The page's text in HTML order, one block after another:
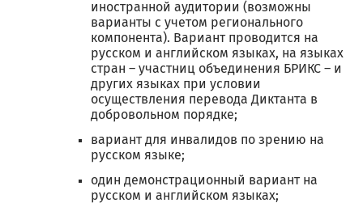
иностранной аудитории (возможны
варианты с учетом регионального
компонента). Вариант проводится на
русском и английском языках, на языках
стран – участниц объединения БРИКС – и
других языках при условии
осуществления перевода Диктанта в
добровольном порядке;
вариант для инвалидов по зрению на
русском языке;
один демонстрационный вариант на
русском и английском языках;